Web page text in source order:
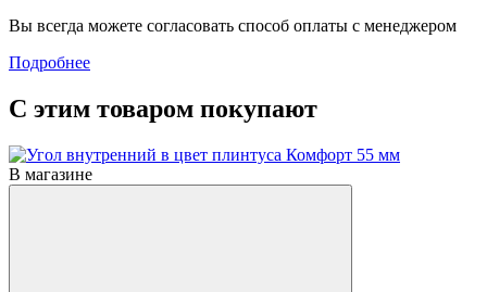
Вы всегда можете согласовать способ оплаты с менеджером
Подробнее
С этим товаром покупают
В магазине